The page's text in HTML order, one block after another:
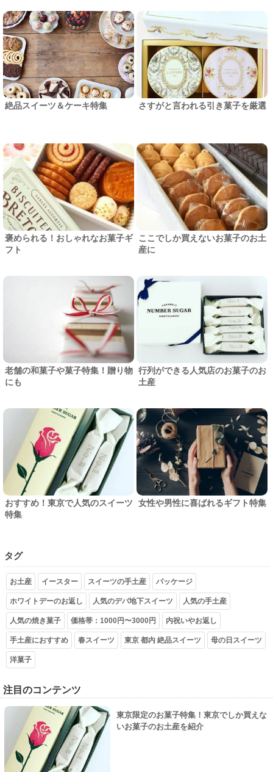
絶品スイーツ＆ケーキ特集 さすがと言われる引き菓子を厳選
褒められる！おしゃれなお菓子ギ
フト
ここでしか買えないお菓子のお土
産に
老舗の和菓子や菓子特集！贈り物
にも
行列ができる人気店のお菓子のお
土産
おすすめ！東京で人気のスイーツ
特集
女性や男性に喜ばれるギフト特集
タグ
お土産 イースター スイーツの手土産 パッケージ
ホワイトデーのお返し 人気のデパ地下スイーツ 人気の手土産
人気の焼き菓子 価格帯：1000円〜3000円 内祝いやお返し
手土産におすすめ 春スイーツ 東京 都内 絶品スイーツ 母の日スイーツ
洋菓子
注目のコンテンツ
東京限定のお菓子特集！東京でしか買えな
いお菓子のお土産を紹介